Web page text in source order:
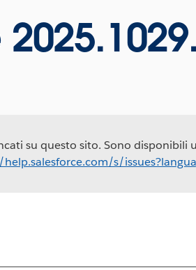
su questo sito. Sono
s/